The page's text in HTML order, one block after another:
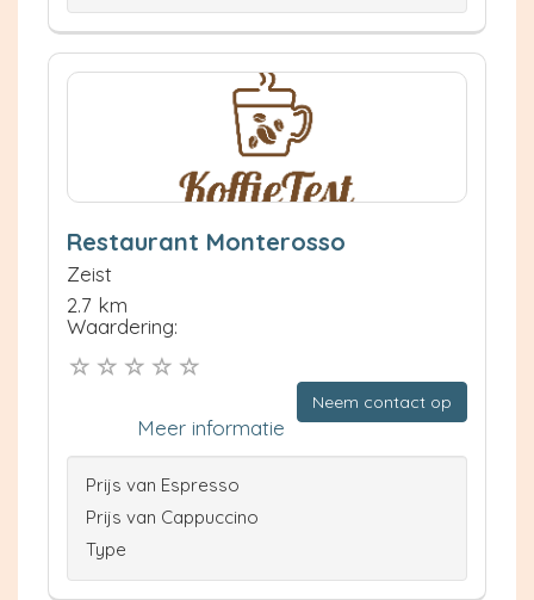
Restaurant Monterosso
Zeist
2.7 km
Waardering:
Neem contact op
Meer informatie
Prijs van Espresso
Prijs van Cappuccino
Type